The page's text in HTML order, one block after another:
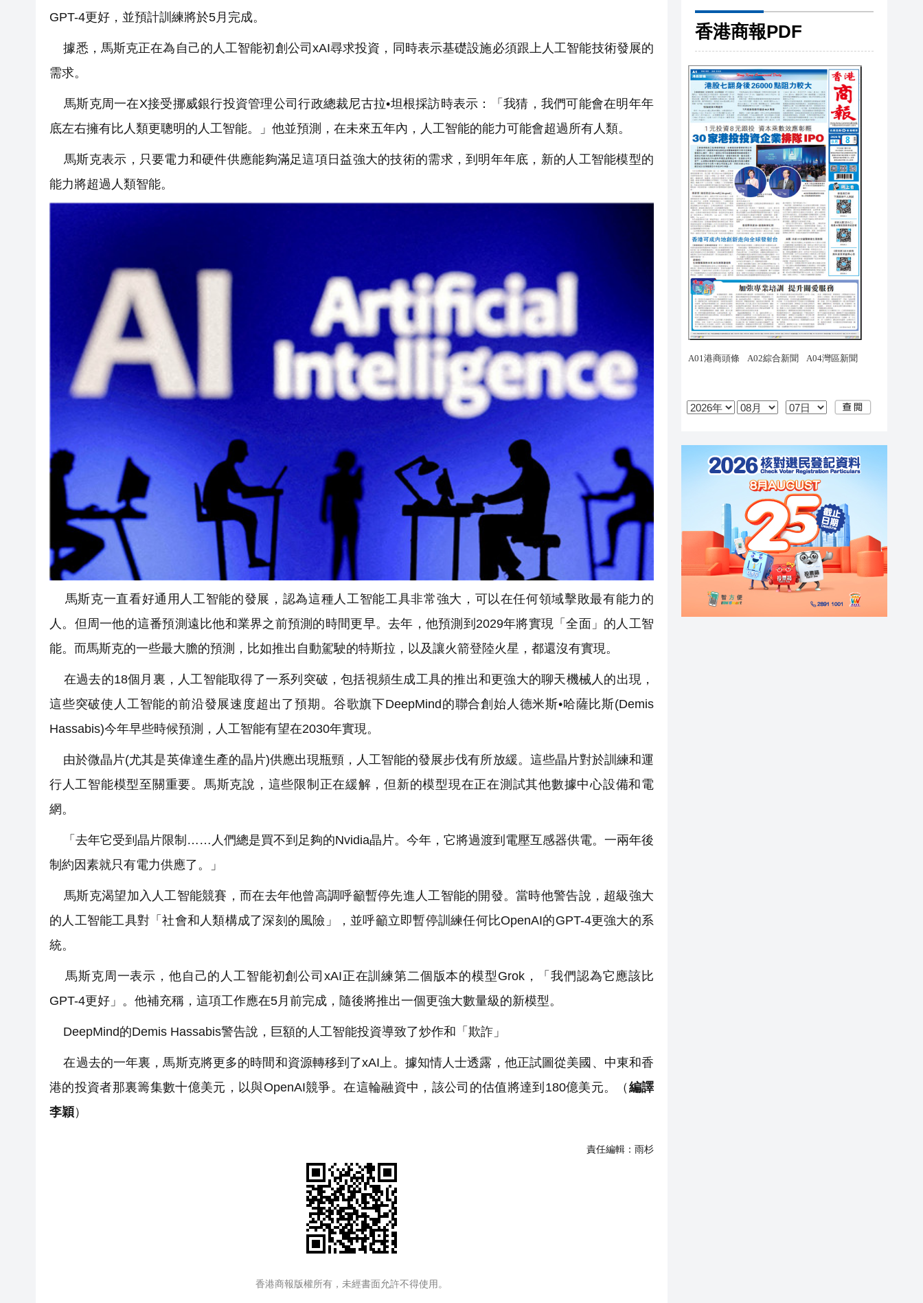
GPT-4更好，並預計訓練將於5月完成。
據悉，馬斯克正在為自己的人工智能初創公司xAI尋求投資，同時表示基礎設施必須跟上人工智能技術發展的
需求。
馬斯克周一在X接受挪威銀行投資管理公司行政總裁尼古拉•坦根採訪時表示：「我猜，我們可能會在明年年
底左右擁有比人類更聰明的人工智能。」他並預測，在未來五年內，人工智能的能力可能會超過所有人類。
馬斯克表示，只要電力和硬件供應能夠滿足這項日益強大的技術的需求，到明年年底，新的人工智能模型的
能力將超過人類智能。
馬斯克一直看好通用人工智能的發展，認為這種人工智能工具非常強大，可以在任何領域擊敗最有能力的
人。但周一他的這番預測遠比他和業界之前預測的時間更早。去年，他預測到2029年將實現「全面」的人工智
能。而馬斯克的一些最大膽的預測，比如推出自動駕駛的特斯拉，以及讓火箭登陸火星，都還沒有實現。
在過去的18個月裏，人工智能取得了一系列突破，包括視頻生成工具的推出和更強大的聊天機械人的出現，
這些突破使人工智能的前沿發展速度超出了預期。谷歌旗下DeepMind的聯合創始人德米斯•哈薩比斯(Demis
Hassabis)今年早些時候預測，人工智能有望在2030年實現。
由於微晶片(尤其是英偉達生產的晶片)供應出現瓶頸，人工智能的發展步伐有所放緩。這些晶片對於訓練和運
行人工智能模型至關重要。馬斯克說，這些限制正在緩解，但新的模型現在正在測試其他數據中心設備和電
網。
「去年它受到晶片限制……人們總是買不到足夠的Nvidia晶片。今年，它將過渡到電壓互感器供電。一兩年後
制約因素就只有電力供應了。」
馬斯克渴望加入人工智能競賽，而在去年他曾高調呼籲暫停先進人工智能的開發。當時他警告說，超級強大
的人工智能工具對「社會和人類構成了深刻的風險」，並呼籲立即暫停訓練任何比OpenAI的GPT-4更強大的系
統。
馬斯克周一表示，他自己的人工智能初創公司xAI正在訓練第二個版本的模型Grok，「我們認為它應該比
GPT-4更好」。他補充稱，這項工作應在5月前完成，隨後將推出一個更強大數量級的新模型。
DeepMind的Demis Hassabis警告說，巨額的人工智能投資導致了炒作和「欺詐」
在過去的一年裏，馬斯克將更多的時間和資源轉移到了xAI上。據知情人士透露，他正試圖從美國、中東和香
港的投資者那裏籌集數十億美元，以與OpenAI競爭。在這輪融資中，該公司的估值將達到180億美元。（ 編譯
李穎）
責任編輯： 雨杉
香港商報版權所有，未經書面允許不得使用。
香港商報PDF